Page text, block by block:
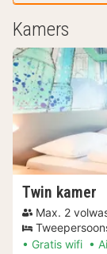
Kamers
Twin kamer
Max. 2
Gratis wifi